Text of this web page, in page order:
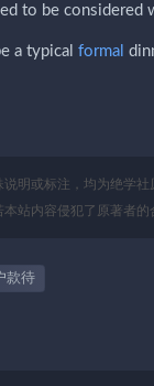
to be considered
a typical formal
明或标注，均为绝学
站内容侵犯了原著者
款待